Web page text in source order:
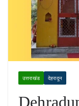
उत्तराखंड देहरादून